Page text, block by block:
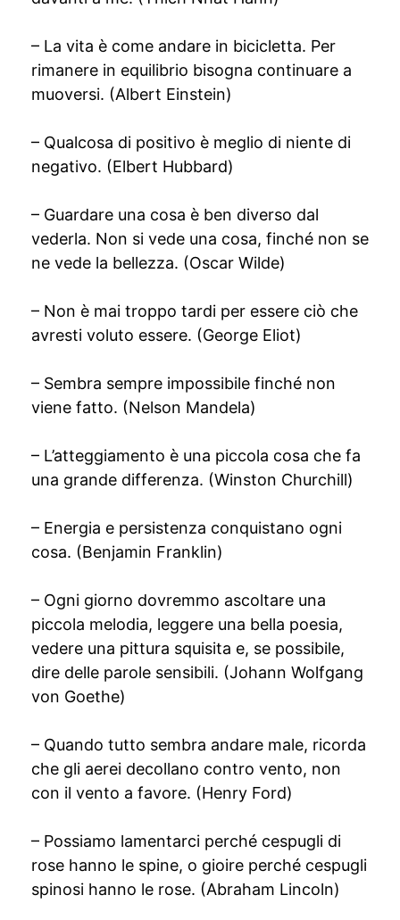
– La vita è come andare in bicicletta. Per
rimanere in equilibrio bisogna continuare a
muoversi. (Albert Einstein)
– Qualcosa di positivo è meglio di niente di
negativo. (Elbert Hubbard)
– Guardare una cosa è ben diverso dal
vederla. Non si vede una cosa, finché non se
ne vede la bellezza. (Oscar Wilde)
– Non è mai troppo tardi per essere ciò che
avresti voluto essere. (George Eliot)
– Sembra sempre impossibile finché non
viene fatto. (Nelson Mandela)
– L’atteggiamento è una piccola cosa che fa
una grande differenza. (Winston Churchill)
– Energia e persistenza conquistano ogni
cosa. (Benjamin Franklin)
– Ogni giorno dovremmo ascoltare una
piccola melodia, leggere una bella poesia,
vedere una pittura squisita e, se possibile,
dire delle parole sensibili. (Johann Wolfgang
von Goethe)
– Quando tutto sembra andare male, ricorda
che gli aerei decollano contro vento, non
con il vento a favore. (Henry Ford)
– Possiamo lamentarci perché cespugli di
rose hanno le spine, o gioire perché cespugli
spinosi hanno le rose. (Abraham Lincoln)